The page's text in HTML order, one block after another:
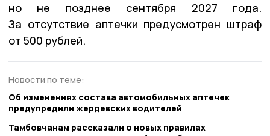
но не позднее сентября 2027 года.
За отсутствие аптечки предусмотрен штраф
от 500 рублей.
Новости по теме:
Об изменениях состава автомобильных аптечек
предупредили жердевских водителей
Тамбовчанам рассказали о новых правилах